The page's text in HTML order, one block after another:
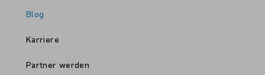
Blog
Karriere
Partner werden